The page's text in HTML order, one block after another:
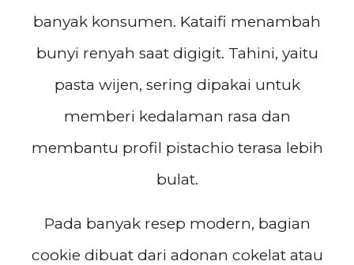
banyak konsumen. Kataifi menambah
bunyi renyah saat digigit. Tahini, yaitu
pasta wijen, sering dipakai untuk
memberi kedalaman rasa dan
membantu profil pistachio terasa lebih
bulat.
Pada banyak resep modern, bagian
cookie dibuat dari adonan cokelat atau